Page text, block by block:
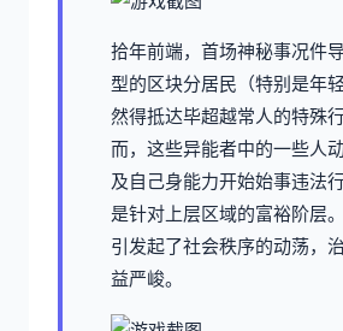
拾年前端，首场神秘事况件
型的区块分居民（特别是年
然得抵达毕超越常人的特殊
而，这些异能者中的一些人
及自己身能力开始始事违法
是针对上层区域的富裕阶层
引发起了社会秩序的动荡，
益严峻。